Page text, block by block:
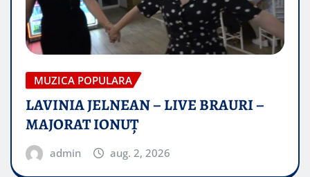
MUZICA POPULARA
LAVINIA JELNEAN – LIVE BRAURI –
MAJORAT IONUŢ
admin aug. 2, 2026